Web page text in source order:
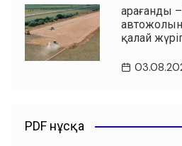
Қарағанды
қалай
PDF нұсқа